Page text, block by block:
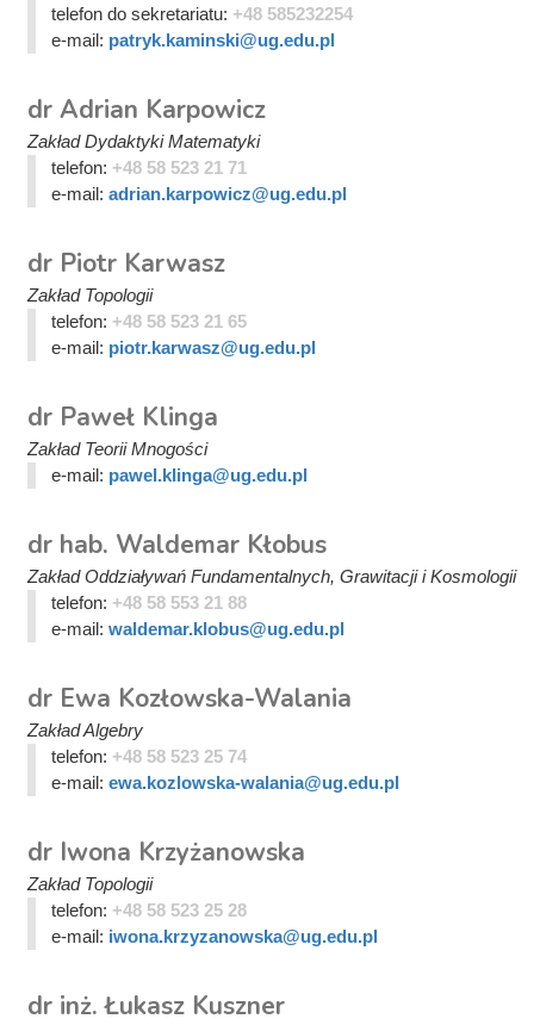
telefon do sekretariatu: +48 585232254
e-mail: patryk.kaminski@ug.edu.pl
dr Adrian Karpowicz
Zakład Dydaktyki Matematyki
telefon: +48 58 523 21 71
e-mail: adrian.karpowicz@ug.edu.pl
dr Piotr Karwasz
Zakład Topologii
telefon: +48 58 523 21 65
e-mail: piotr.karwasz@ug.edu.pl
dr Paweł Klinga
Zakład Teorii Mnogości
e-mail: pawel.klinga@ug.edu.pl
dr hab. Waldemar Kłobus
Zakład Oddziaływań Fundamentalnych, Grawitacji i Kosmologii
telefon: +48 58 553 21 88
e-mail: waldemar.klobus@ug.edu.pl
dr Ewa Kozłowska-Walania
Zakład Algebry
telefon: +48 58 523 25 74
e-mail: ewa.kozlowska-walania@ug.edu.pl
dr Iwona Krzyżanowska
Zakład Topologii
telefon: +48 58 523 25 28
e-mail: iwona.krzyzanowska@ug.edu.pl
dr inż. Łukasz Kuszner